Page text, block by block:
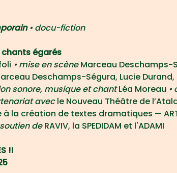
• docu-fiction
égarés
• mise en scène Marceau Deschamps-
Deschamps-Ségura, Lucie
sonore, musique et chant Léa Moreau •
avec le Nouveau Théâtre de
à la création de textes dramatiques —
de RAVIV, la SPEDIDAM et l'ADAMI
!!